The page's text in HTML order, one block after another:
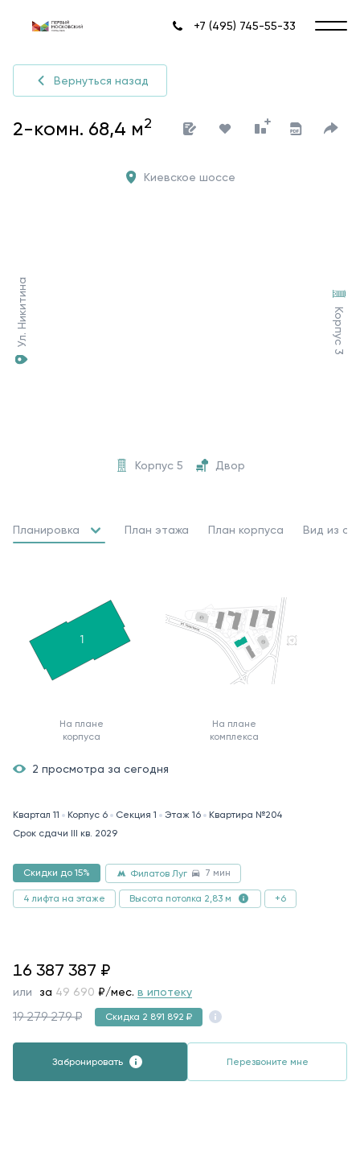
+7 (495) 745-55-33
Вернуться назад
2-комн. 68,4 м2
Ул. Никитина Корпус 3
Корпус 5 Двор
Киевское шоссе
Планировка План этажа План корпуса Вид из
На плане
корпуса
На плане
комплекса
2 просмотра за сегодня
Квартал 11 Корпус 6 Секция 1 Этаж 16
Квартира №204
Срок сдачи III кв. 2029
Скидки до 15% Филатов Луг 7 мин
4 лифта на этаже Высота потолка 2,83 м +6
16387387
16 387 387 ₽
или за 85 185₽/мес.в ипотеку
19 279 279 ₽ Скидка 2 891 892 ₽
Забронировать Перезвоните мне